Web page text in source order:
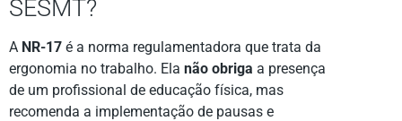
SESMT?
A NR-17 é a norma regulamentadora que trata da
ergonomia no trabalho. Ela não obriga a presença
de um profissional de educação física, mas
recomenda a implementação de pausas e